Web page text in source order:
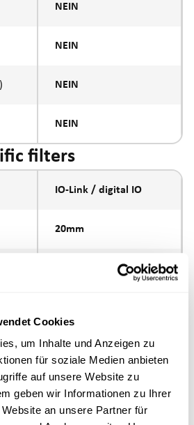
Cookies
um Inhalte und Anzeigen zu
für soziale Medien anbieten
auf unsere Website zu
geben wir Informationen zu Ihrer
an unsere Partner für
NEIN
NEIN
NEIN
NEIN
filters
IO-Link / digital IO
20mm
Kugelumlaufspindel